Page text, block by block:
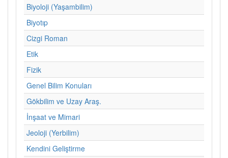
Biyoloji (Yaşambilim)
Biyotıp
Cizgi Roman
Etik
Fizik
Genel Bilim Konuları
Gökbilim ve Uzay Araş.
İnşaat ve Mimari
Jeoloji (Yerbilim)
Kendini Geliştirme